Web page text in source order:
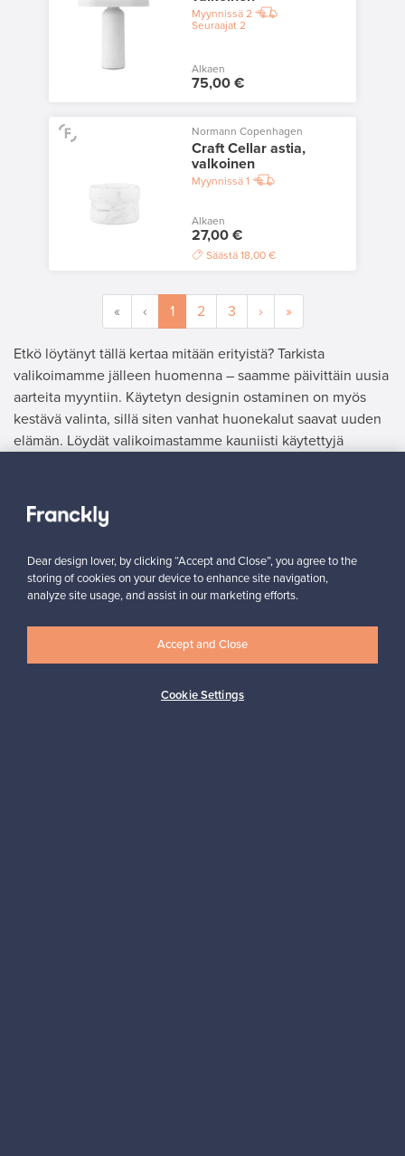
Myynnissä2
Seuraajat2
Alkaen
75,00 €
Normann Copenhagen
Craft Cellar astia,
valkoinen
Myynnissä1
Alkaen
27,00 €
Säästä 18,00 €
« ‹ 1 2 3 › »
Etkö löytänyt tällä kertaa mitään erityistä? Tarkista
valikoimamme jälleen huomenna – saamme päivittäin uusia
aarteita myyntiin. Käytetyn designin ostaminen on myös
kestävä valinta, sillä siten vanhat huonekalut saavat uuden
elämän. Löydät valikoimastamme kauniisti käytettyjä
MYYJÄ
”On kätevää lähettää valmiiksi maksettu paketti. Francklyn
kautta saa rahat ilman säätöä toimitusten kanssa.”
✓ Vahvistettu myyjä
Dear design lover, by clicking “Accept and Close”, you agree to the
storing of cookies on your device to enhance site navigation,
analyze site usage, and assist in our marketing efforts.
Cookie Settings
Accept and Close